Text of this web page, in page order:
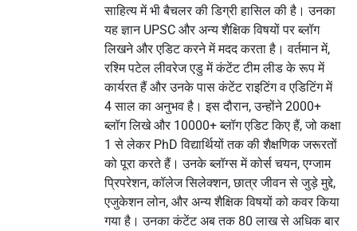
साहित्य में भी बैचलर की डिग्री हासिल की है। उनका
यह ज्ञान UPSC और अन्य शैक्षिक विषयों पर ब्लॉग
लिखने और एडिट करने में मदद करता है। वर्तमान में,
रश्मि पटेल लीवरेज एडु में कंटेंट टीम लीड के रूप में
कार्यरत हैं और उनके पास कंटेंट राइटिंग व एडिटिंग में
4 साल का अनुभव है। इस दौरान, उन्होंने 2000+
ब्लॉग लिखे और 10000+ ब्लॉग एडिट किए हैं, जो कक्षा
1 से लेकर PhD विद्यार्थियों तक की शैक्षणिक जरूरतों
को पूरा करते हैं। उनके ब्लॉग्स में कोर्स चयन, एग्जाम
प्रिपरेशन, कॉलेज सिलेक्शन, छात्र जीवन से जुड़े मुद्दे,
एजुकेशन लोन, और अन्य शैक्षिक विषयों को कवर किया
गया है। उनका कंटेंट अब तक 80 लाख से अधिक बार